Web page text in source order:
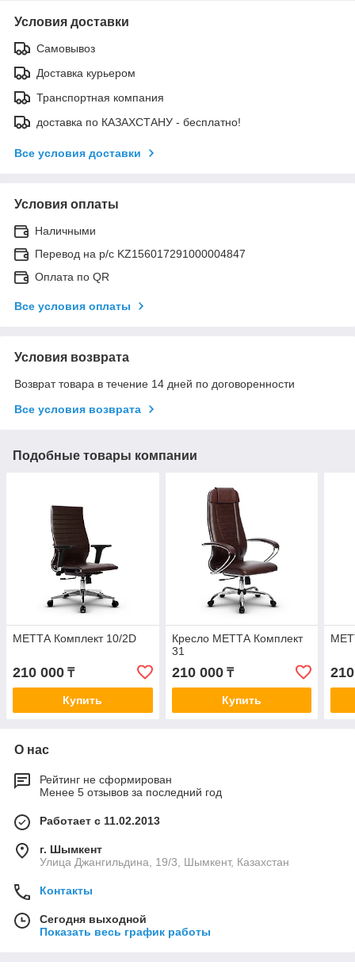
Условия доставки
Самовывоз
Доставка курьером
Транспортная компания
доставка по КАЗАХСТАНУ - бесплатно!
Все условия доставки
Условия оплаты
Наличными
Перевод на р/с KZ156017291000004847
Оплата по QR
Все условия оплаты
Условия возврата
Возврат товара в течение 14 дней по договоренности
Все условия возврата
Подобные товары компании
МЕТТА Комплект 10/2D
210 000 ₸
Купить
Кресло МЕТТА Комплект
31
210 000₸
Купить
О нас
Рейтинг не сформирован
Менее 5 отзывов за последний год
Работает с 11.02.2013
г. Шымкент
Улица Джангильдина, 19/3, Шымкент, Казахстан
Контакты
Сегодня выходной
Показать весь график работы